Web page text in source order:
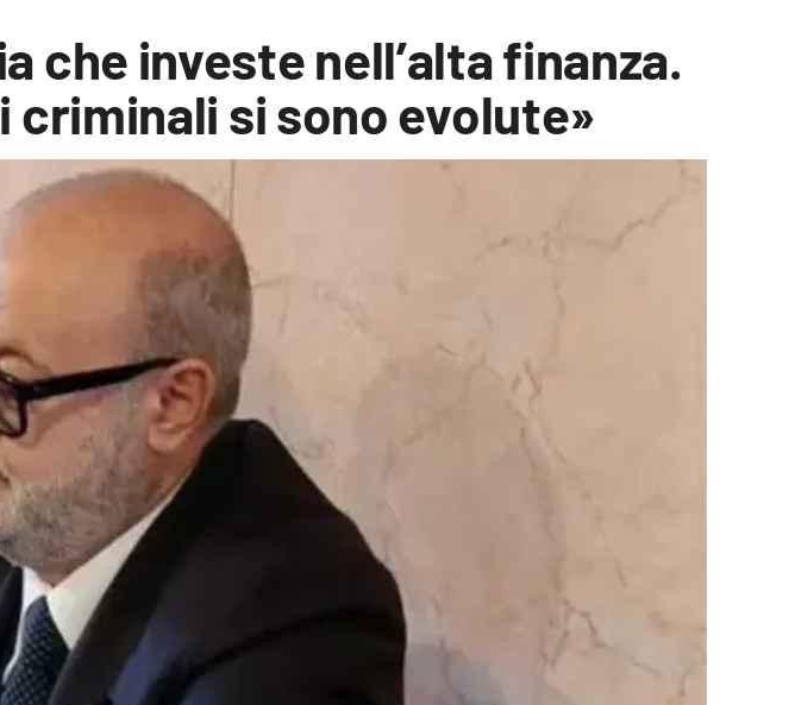
che investe nell’alta finanza.
criminali si sono evolute»